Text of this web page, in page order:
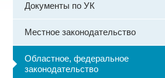
Документы по УК
Местное законодательство
Областное, федеральное
законодательство